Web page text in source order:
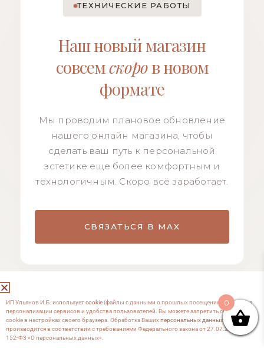
ТЕХНИЧЕСКИЕ РАБОТЫ
Наш новый магазин
совсемскоров новом
формате
Мы проводим плановое обновление
нашего онлайн магазина, чтобы
сделать ваш путь к персональной
эстетике еще более комфортным и
технологичным. Скоро всё заработает.
СВЯЗАТЬСЯ В MAX
0
ИП Ульянов И.Б. используетcookie(файлы с данными о прошлых посещениях сайта) для
персонализации сервисов и удобства пользователей. Вы можете запретить сохранение
cookie в настройках своего браузера. Обработка Вашихперсональных данных
производится в соответствии с требованиями Федерального закона от 27.07.2006 №
152-Ф3 «О персональных данных».